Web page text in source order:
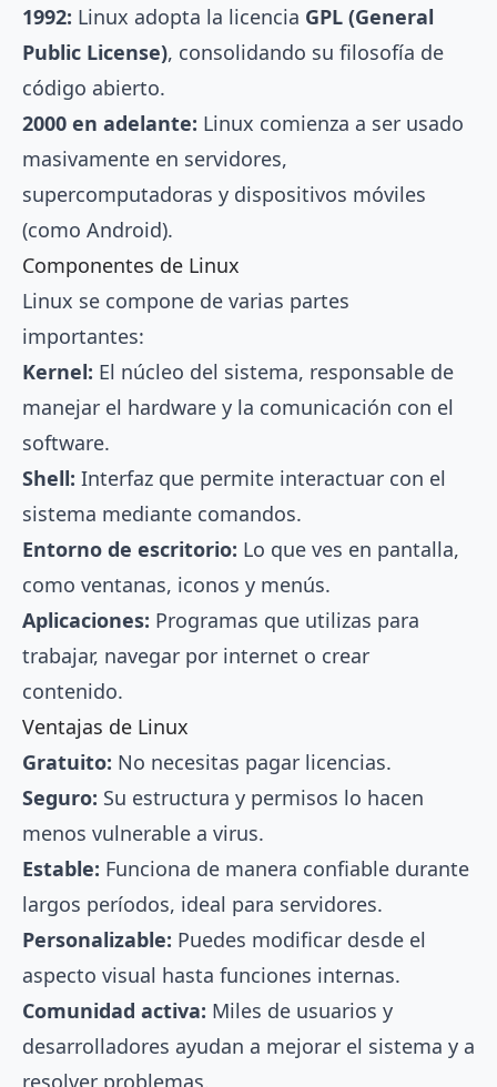
1992: Linux adopta la licencia GPL (General
Public License), consolidando su filosofía de
código abierto.
2000 en adelante: Linux comienza a ser usado
masivamente en servidores,
supercomputadoras y dispositivos móviles
(como Android).
Componentes de Linux
Linux se compone de varias partes
importantes:
Kernel: El núcleo del sistema, responsable de
manejar el hardware y la comunicación con el
software.
Shell: Interfaz que permite interactuar con el
sistema mediante comandos.
Entorno de escritorio: Lo que ves en pantalla,
como ventanas, iconos y menús.
Aplicaciones: Programas que utilizas para
trabajar, navegar por internet o crear
contenido.
Ventajas de Linux
Gratuito: No necesitas pagar licencias.
Seguro: Su estructura y permisos lo hacen
menos vulnerable a virus.
Estable: Funciona de manera confiable durante
largos períodos, ideal para servidores.
Personalizable: Puedes modificar desde el
aspecto visual hasta funciones internas.
Comunidad activa: Miles de usuarios y
desarrolladores ayudan a mejorar el sistema y a
resolver problemas.